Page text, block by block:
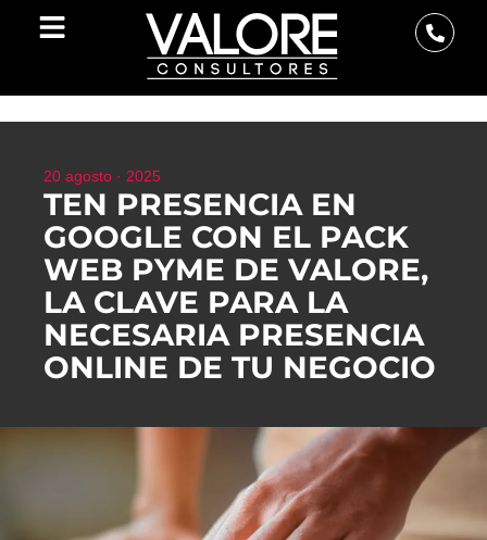
20 agosto · 2025
TEN PRESENCIA EN
GOOGLE CON EL PACK
WEB PYME DE VALORE,
LA CLAVE PARA LA
NECESARIA PRESENCIA
ONLINE DE TU NEGOCIO